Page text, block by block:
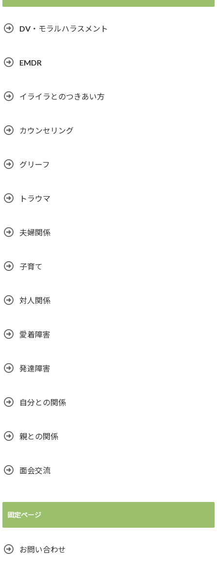
DV・モラルハラスメント
EMDR
イライラとのつきあい方
カウンセリング
グリーフ
トラウマ
夫婦関係
子育て
対人関係
愛着障害
発達障害
自分との関係
親との関係
面会交流
固定ページ
お問い合わせ